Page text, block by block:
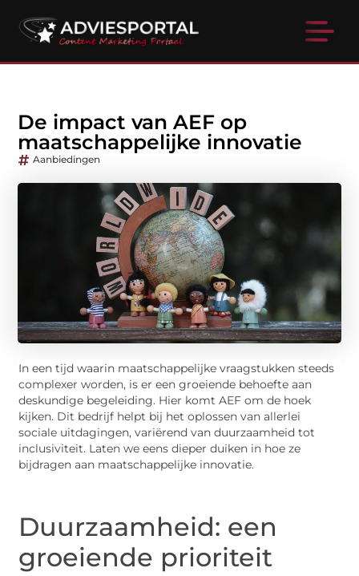
De impact van AEF op
maatschappelijke innovatie
Aanbiedingen
In een tijd waarin maatschappelijke vraagstukken steeds
complexer worden, is er een groeiende behoefte aan
deskundige begeleiding. Hier komt AEF om de hoek
kijken. Dit bedrijf helpt bij het oplossen van allerlei
sociale uitdagingen, variërend van duurzaamheid tot
inclusiviteit. Laten we eens dieper duiken in hoe ze
bijdragen aan maatschappelijke innovatie.
Duurzaamheid: een
groeiende prioriteit